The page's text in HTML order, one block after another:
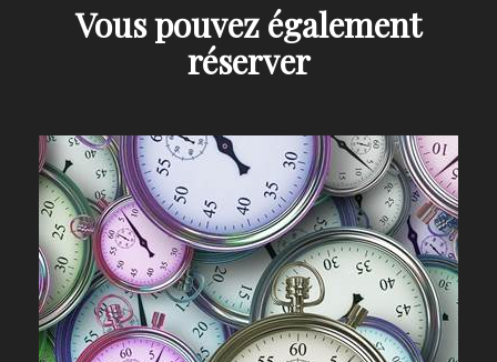
Vous pouvez également
réserver